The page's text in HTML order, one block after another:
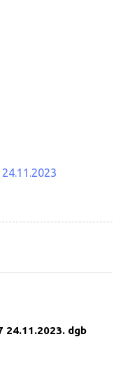
24.11.2023. dgb